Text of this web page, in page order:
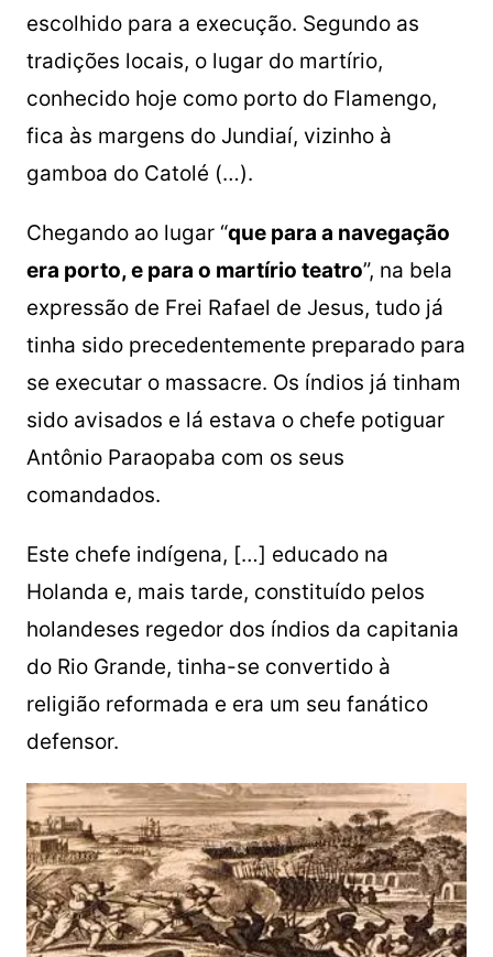
escolhido para a execução. Segundo as
tradições locais, o lugar do martírio,
conhecido hoje como porto do Flamengo,
fica às margens do Jundiaí, vizinho à
gamboa do Catolé (…).
Chegando ao lugar “que para a navegação
era porto, e para o martírio teatro”, na bela
expressão de Frei Rafael de Jesus, tudo já
tinha sido precedentemente preparado para
se executar o massacre. Os índios já tinham
sido avisados e lá estava o chefe potiguar
Antônio Paraopaba com os seus
comandados.
Este chefe indígena, […] educado na
Holanda e, mais tarde, constituído pelos
holandeses regedor dos índios da capitania
do Rio Grande, tinha-se convertido à
religião reformada e era um seu fanático
defensor.